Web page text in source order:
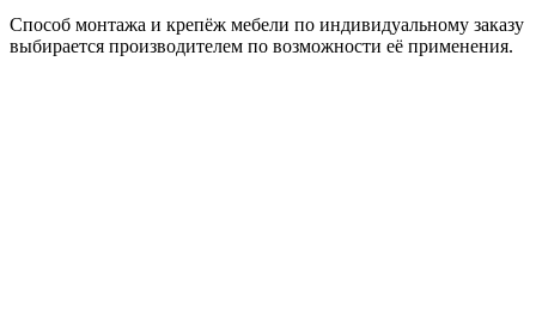
Способ монтажа и крепёж мебели по индивидуальному заказу
выбирается производителем по возможности её применения.